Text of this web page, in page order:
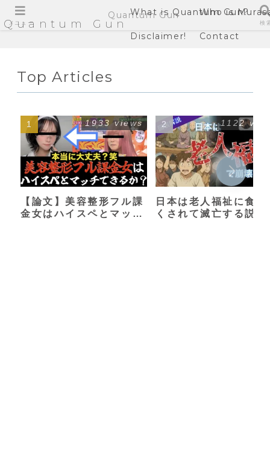
Quantum Gun
What is Quantum Gun?
Who is
Disclaimer! Contact
Top Articles
【論文】美容整形フル課
金女はハイスペとマッチ
1933 views
日本は老人福祉に食い
くされて滅亡する説
1122
メニュー
Quantum Gun
検